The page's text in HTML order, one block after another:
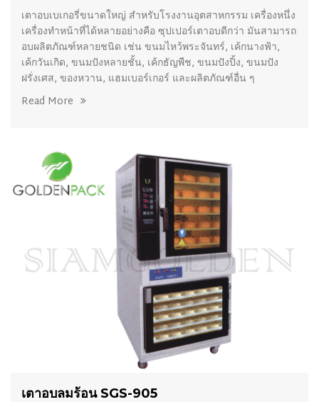
เตาอบเบเกอรี่ขนาดใหญ่ สำหรับโรงงานอุตสาหกรรม เครื่องหนึ่ง
เครื่องทำหน้าที่ได้หลายอย่างคือ ซุปเปอร์เตาอบดีกว่า มันสามารถ
อบผลิตภัณฑ์หลายชนิด เช่น ขนมไหว้พระจันทร์, เค้กนางฟ้า,
เค้กวันเกิด, ขนมปังหลายชั้น, เค้กธัญพืช, ขนมปังปิ้ง, ขนมปัง
ฝรั่งเศส, ของหวาน, แฮมเบอร์เกอร์ และผลิตภัณฑ์อื่น ๆ
Read More
เตาอบลมร้อน SGS-905